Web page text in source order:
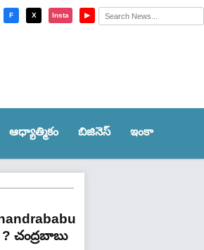
F X Insta ▶
ఆధ్యాత్మికం బిజినెస్ ఇంకా
×
చంద్రబాబు